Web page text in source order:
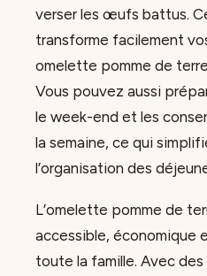
verser les œufs battus.
transforme facilement
omelette pomme de
Vous pouvez aussi
le week-end et les
la semaine, ce qui
l’organisation des
L’omelette pomme de
accessible, économique
toute la famille. Avec